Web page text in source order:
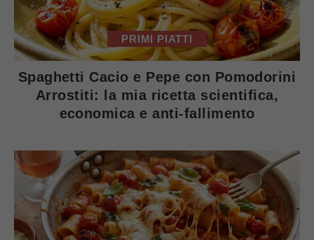
PRIMI PIATTI
Spaghetti Cacio e Pepe con Pomodorini
Arrostiti: la mia ricetta scientifica,
economica e anti-fallimento